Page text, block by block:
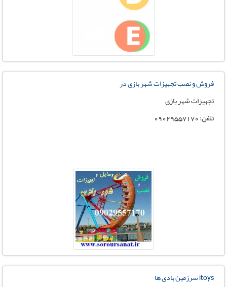
فروش و نصب تجهیزات شهر بازی در
تجهیزات شهر بازی
تلفن: 09029557170
itoys سرزمین بادی ها